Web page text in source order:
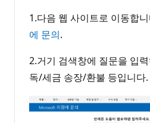
1.다음 웹 사이트로 이동합
에 문의.
2.거기 검색창에 질문을 입
독/세금 송장/환불 등입니다.